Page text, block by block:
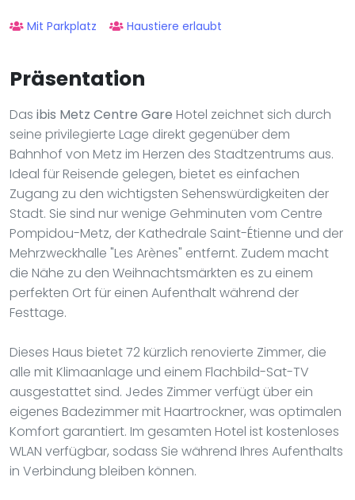
Mit Parkplatz Haustiere erlaubt
Präsentation
Das ibis Metz Centre Gare Hotel zeichnet sich durch
seine privilegierte Lage direkt gegenüber dem
Bahnhof von Metz im Herzen des Stadtzentrums aus.
Ideal für Reisende gelegen, bietet es einfachen
Zugang zu den wichtigsten Sehenswürdigkeiten der
Stadt. Sie sind nur wenige Gehminuten vom Centre
Pompidou-Metz, der Kathedrale Saint-Étienne und der
Mehrzweckhalle "Les Arènes" entfernt. Zudem macht
die Nähe zu den Weihnachtsmärkten es zu einem
perfekten Ort für einen Aufenthalt während der
Festtage.
Dieses Haus bietet 72 kürzlich renovierte Zimmer, die
alle mit Klimaanlage und einem Flachbild-Sat-TV
ausgestattet sind. Jedes Zimmer verfügt über ein
eigenes Badezimmer mit Haartrockner, was optimalen
Komfort garantiert. Im gesamten Hotel ist kostenloses
WLAN verfügbar, sodass Sie während Ihres Aufenthalts
in Verbindung bleiben können.